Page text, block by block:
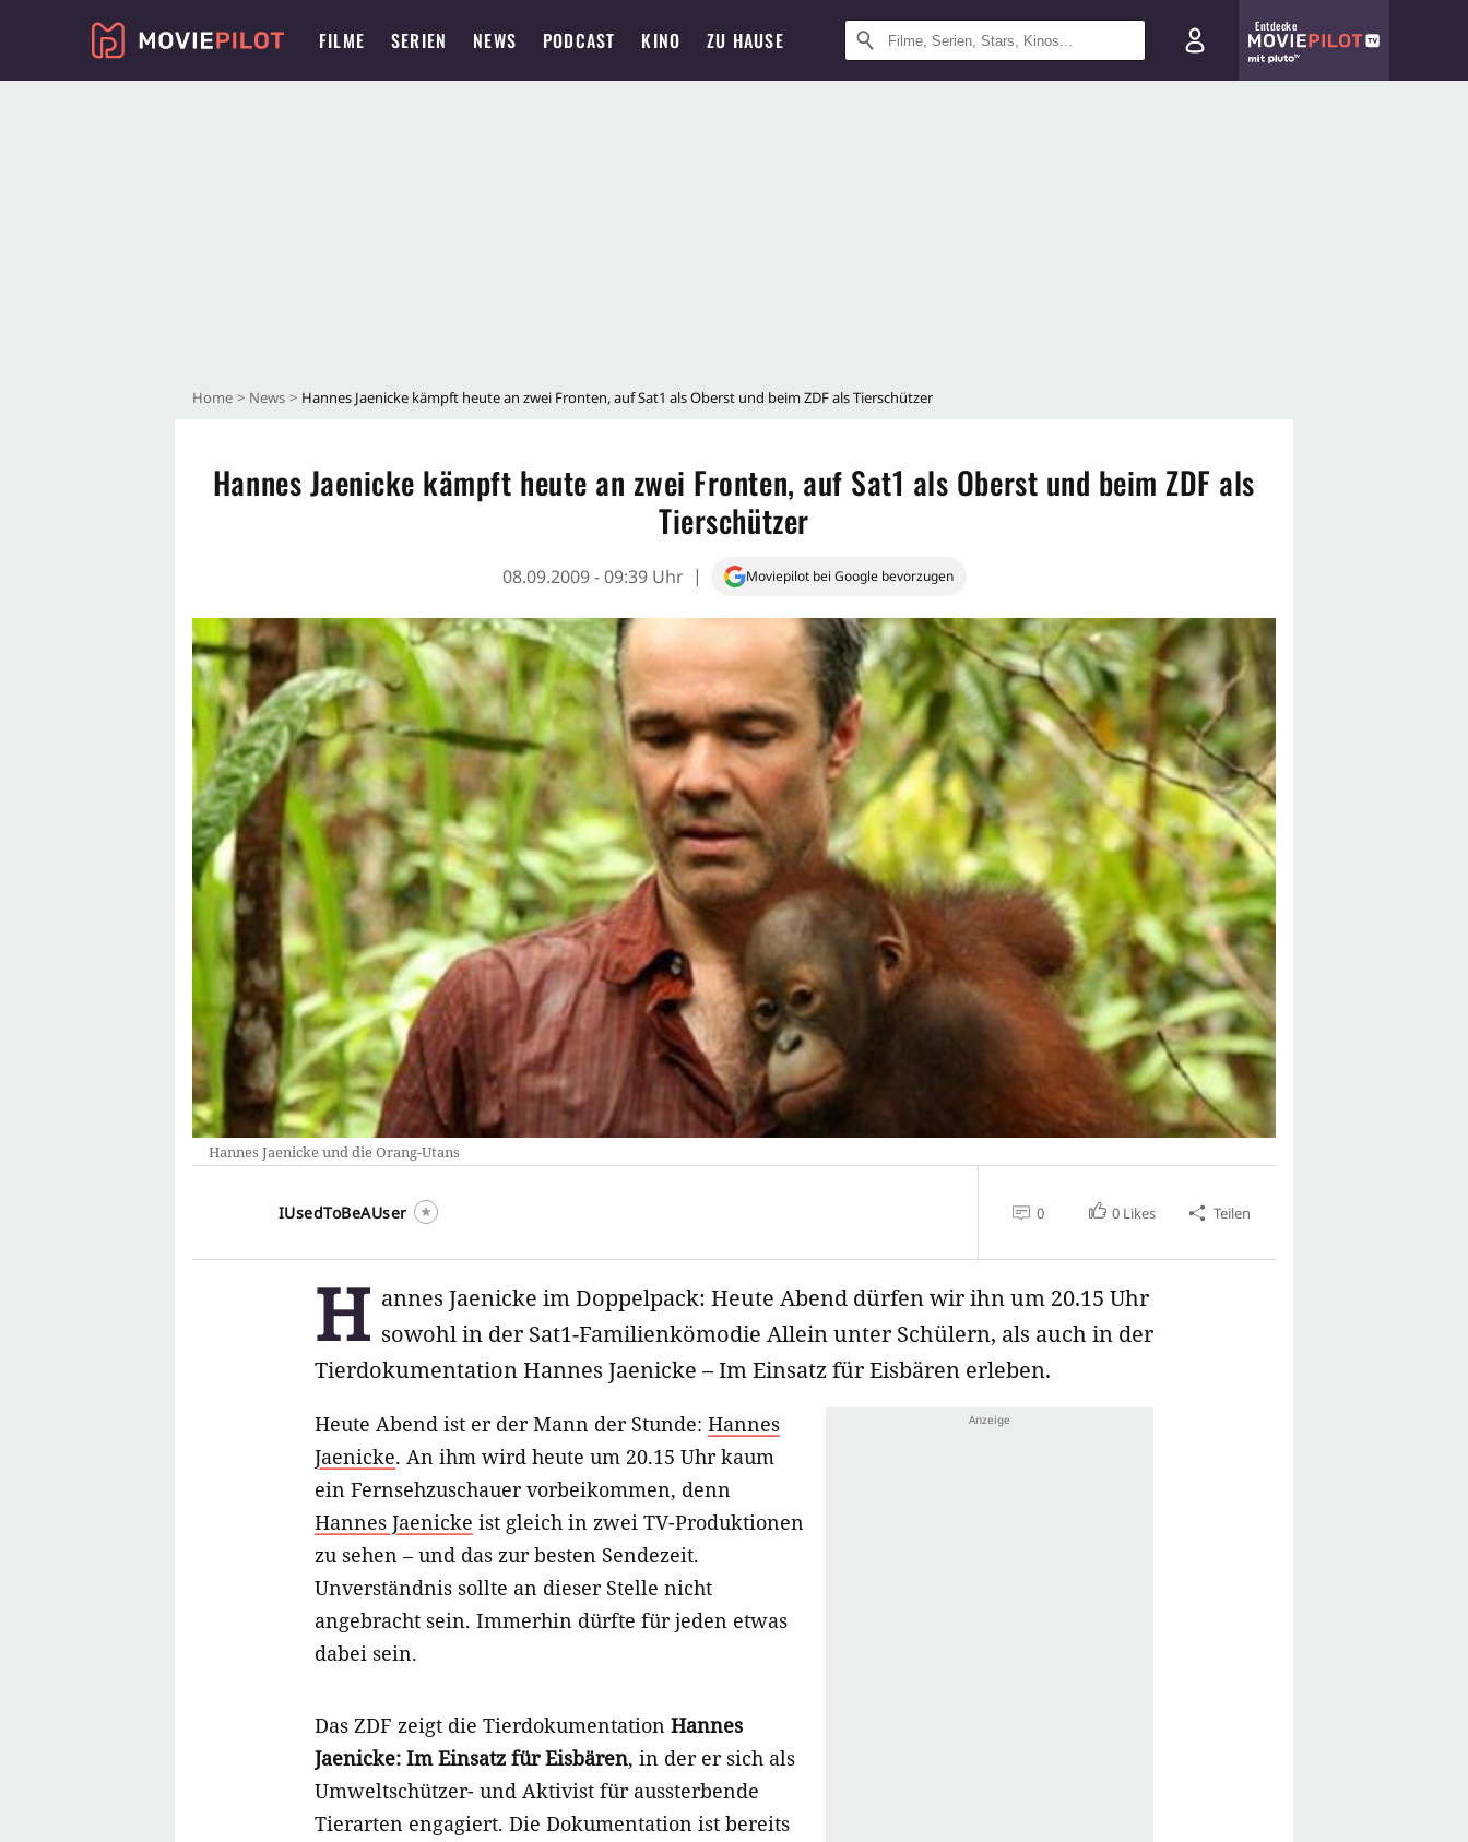
FILME SERIEN NEWS PODCAST KINO ZU HAUSE
Entdecke
Home News Hannes Jaenicke kämpft heute an zwei Fronten, auf Sat1 als Oberst und beim ZDF als Tierschützer
Hannes Jaenicke kämpft heute an zwei Fronten, auf Sat1 als Oberst und beim ZDF als
Tierschützer
08.09.2009 - 09:39 Uhr Moviepilot bei Google bevorzugen
Hannes Jaenicke und die Orang-Utans
IUsedToBeAUser 0 0 Likes Teilen
H annes Jaenicke im Doppelpack: Heute Abend dürfen wir ihn um 20.15 Uhr
sowohl in der Sat1-Familienkömodie Allein unter Schülern, als auch in der
Tierdokumentation Hannes Jaenicke – Im Einsatz für Eisbären erleben.
Heute Abend ist er der Mann der Stunde: Hannes
Jaenicke. An ihm wird heute um 20.15 Uhr kaum
ein Fernsehzuschauer vorbeikommen, denn
Hannes Jaenicke ist gleich in zwei TV-Produktionen
zu sehen – und das zur besten Sendezeit.
Unverständnis sollte an dieser Stelle nicht
angebracht sein. Immerhin dürfte für jeden etwas
dabei sein.
Das ZDF zeigt die Tierdokumentation Hannes
Jaenicke: Im Einsatz für Eisbären, in der er sich als
Umweltschützer- und Aktivist für aussterbende
Tierarten engagiert. Die Dokumentation ist bereits